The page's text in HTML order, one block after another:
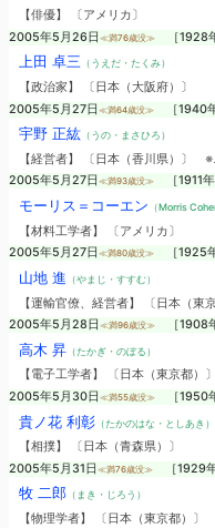
【俳優】 〔アメリカ〕
2005年5月26日 ≪満76歳没≫ ［1928
上田 卓三 （うえだ・たくみ）
【政治家】 〔日本（大阪府）〕
2005年5月27日 ≪満64歳没≫ ［1940
宇野 正紘（うの・まさひろ）
【経営者】 〔日本（香川県）〕 ※
2005年5月27日 ≪満93歳没≫ ［1911年
モーリス＝コーエン （Morris
【材料工学者】 〔アメリカ〕
2005年5月27日 ≪満80歳没≫ ［1925
山地 進 （やまじ・すすむ）
【運輸官僚、経営者】 〔日本（東
2005年5月28日 ≪満96歳没≫ ［1908
高木 昇（たかぎ・のぼる）
【電子工学者】 〔日本（東京都）〕
2005年5月30日 ≪満55歳没≫ ［1950
貴ノ花 利彰（たかのはな・としあき）
【相撲】 〔日本（青森県）〕
2005年5月31日 ≪満76歳没≫ ［1929年
牧 二郎（まき・じろう）
【物理学者】 〔日本（東京都）〕